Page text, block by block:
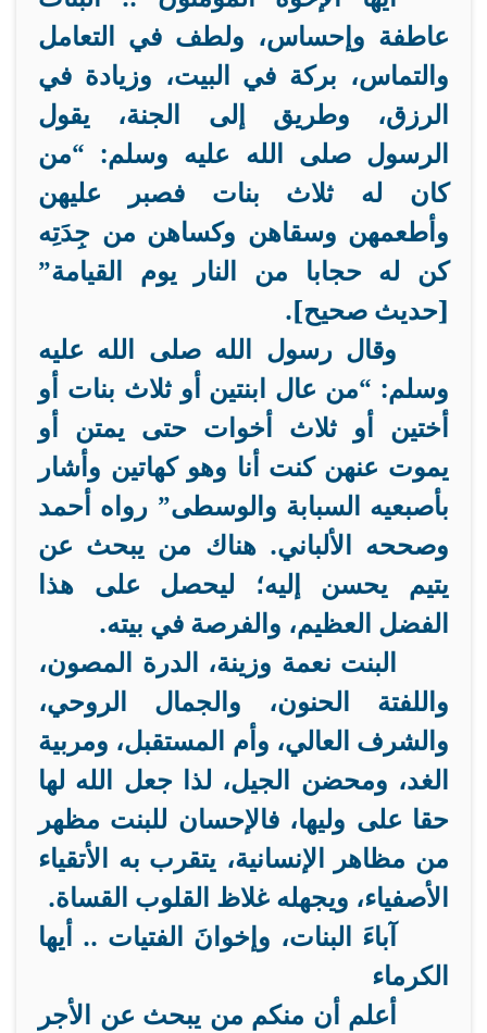
عاطفة وإحساس، ولطف في التعامل
والتماس، بركة في البيت، وزيادة في
الرزق، وطريق إلى الجنة، يقول
الرسول صلى الله عليه وسلم: “من
كان له ثلاث بنات فصبر عليهن
وأطعمهن وسقاهن وكساهن من جِدَتِه
كن له حجابا من النار يوم القيامة”
[حديث صحيح].
وقال رسول الله صلى الله عليه
وسلم: “من عال ابنتين أو ثلاث بنات أو
أختين أو ثلاث أخوات حتى يمتن أو
يموت عنهن كنت أنا وهو كهاتين وأشار
بأصبعيه السبابة والوسطى” رواه أحمد
وصححه الألباني. هناك من يبحث عن
يتيم يحسن إليه؛ ليحصل على هذا
الفضل العظيم، والفرصة في بيته.
البنت نعمة وزينة، الدرة المصون،
واللفتة الحنون، والجمال الروحي،
والشرف العالي، وأم المستقبل، ومربية
الغد، ومحضن الجيل، لذا جعل الله لها
حقا على وليها، فالإحسان للبنت مظهر
من مظاهر الإنسانية، يتقرب به الأتقياء
الأصفياء، ويجهله غلاظ القلوب القساة.
آباءَ البنات، وإخوانَ الفتيات .. أيها
الكرماء
أعلم أن منكم من يبحث عن الأجر